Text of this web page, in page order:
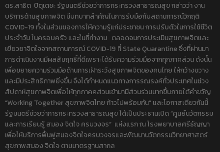
ดร.สาธิต ปิตุเตชะ รัฐมนตรีช่วยว่าการกระทรวงสาธารณสุข กล่าวว่า งาน
บริการด้านสุขภาพจิต มีบทบาทสำคัญในการรับมือกับสถานการณ์วิกฤติ
COVID-19 ทั้งในส่วนของการให้ความรู้แก่ประชาชน การปรับตัวในการใช้ชีวิต
ประจำวัน ในครอบครัว และในที่ทำงาน ตลอดจนการประเมินสุขภาพจิตและ
เยียวยาจิตใจจากสถานการณ์ COVID-19 ที่ State Quarantine ซึ่งที่ผ่านมา
การดำเนินงานมีผลสัมฤทธิ์ที่ดีเพราะได้รับความร่วมมือจากทุกภาคส่วน ดังนั้น
เพื่อขยายความร่วมมือด้านการเฝ้าระวังสุขภาพจิตของคนไทย ให้กว้างขวาง
และมีประสิทธิภาพยิ่งขึ้น จึงได้กำหนดแนวทางการรณรงค์ทั่วประเทศในช่วง
สัปดาห์สุขภาพจิตเพื่อให้ทุกภาคคส่วนเข้ามามีส่วนร่วมมากขึ้นภายใต้คำขวัญ
“Working Together สุขภาพจิตไทย ก้าวไปพร้อมกัน” และโอกาสเดียวกันนี้
รัฐมนตรีช่วยว่าการกระทรวงสาธารณสุข ได้เป็นประธานเปิด “ศูนย์นวัตกรรม
และการเรียนรู้ สมอง จิตใจ ครบวงจร” แห่งแรก ณ โรงพยาบาลศรีธัญญา
เพื่อให้บริการฟื้นฟูสมองจิตใจครบวงจรและพัฒนานวัตกรรมวิทยาศาสตร์
สุขภาพสมอง จิตใจ ตามมาตรฐานสากล